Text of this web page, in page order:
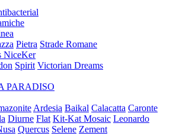
Pietra Strade Romane
NiceKer
Spirit Victorian Dreams
PARADISO
Ardesia Baikal Calacatta Caronte
Diurne Flat Kit-Kat Mosaic Leonardo
Quercus Selene Zement